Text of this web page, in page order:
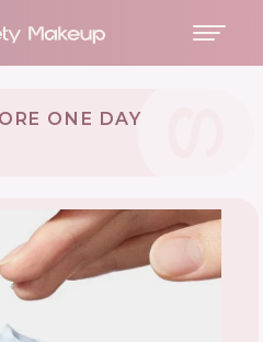
ONE DAY